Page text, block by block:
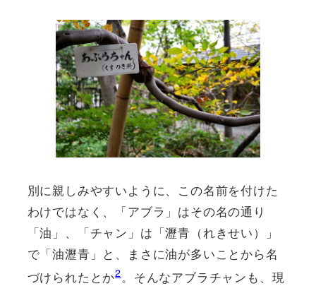
別に親しみやすいように、この名前を付けた
わけではなく、「アブラ」はその名の通り
「油」、「チャン」は「瀝青（れきせい）」
で「油瀝青」と、まさに油が多いことから名
づけられたとか2。そんなアブラチャンも、現